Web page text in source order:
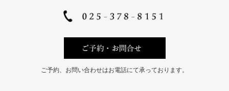
ご予約、お問い合わせはお電話にて承っております。